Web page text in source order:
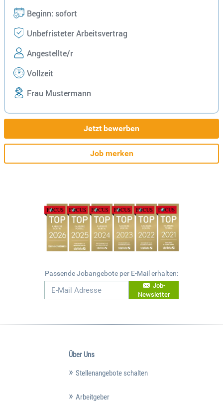
Beginn: sofort
Unbefristeter Arbeitsvertrag
Angestellte/r
Vollzeit
Frau Mustermann
Jetzt bewerben
Job merken
Passende Jobangebote per E-Mail erhalten:
Job-
Newsletter
Über Uns
Stellenangebote schalten
Arbeitgeber